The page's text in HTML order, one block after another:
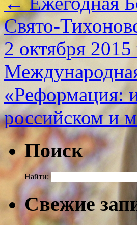
Свято-
2 октября 2015
«Реформация:
российском и
Поиск
Найти:
Свежие